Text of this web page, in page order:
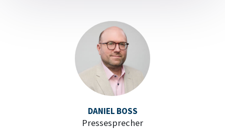
DANIEL BOSS
Pressesprecher